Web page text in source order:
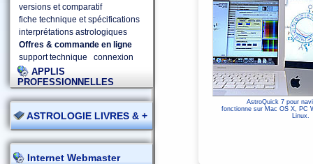
versions et comparatif
fiche technique et spécifications
interprétations astrologiques
Offres & commande en ligne
support technique
connexion
APPLIS
PROFESSIONNELLES
ASTROLOGIE LIVRES & +
Internet Webmaster
AstroQuick 7 pour
fonctionne sur Mac OS X, PC
Linux.